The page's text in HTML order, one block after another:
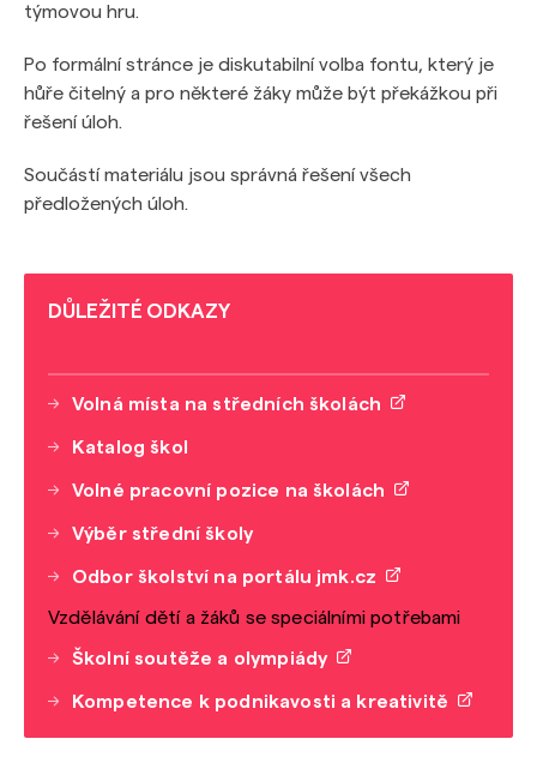
týmovou hru.
Po formální stránce je diskutabilní volba fontu, který je
hůře čitelný a pro některé žáky může být překážkou při
řešení úloh.
Součástí materiálu jsou správná řešení všech
předložených úloh.
DŮLEŽITÉ ODKAZY
Volná místa na středních školách
Katalog škol
Volné pracovní pozice na školách
Výběr střední školy
Odbor školství na portálu jmk.cz
Vzdělávání dětí a žáků se speciálními potřebami
Školní soutěže a olympiády
Kompetence k podnikavosti a kreativitě